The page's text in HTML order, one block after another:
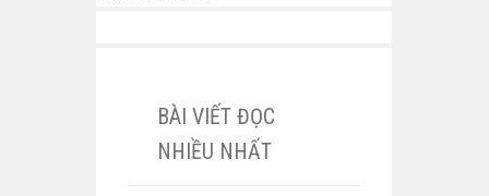
BÀI VIẾT ĐỌC
NHIỀU NHẤT